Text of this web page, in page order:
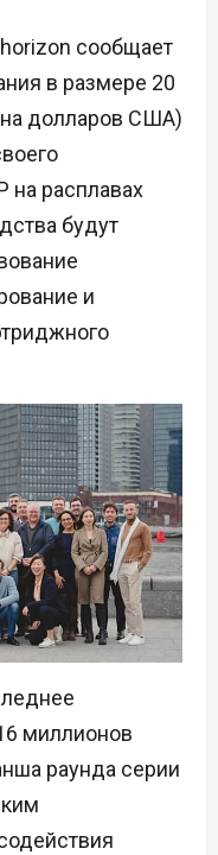
сообщает
в размере 20
долларов США)
расплавах
будут
и
миллионов
раунда серии